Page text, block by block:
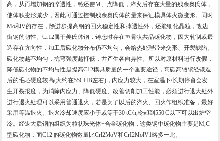
高，从而增加钢的淬透性，铬还使M、点降低，淬火后存在大量的残余奥氏体，
使体积变形减少，因此可通过控制残余奥氏体的量来保证模具体火微变形。同时
Mo和V的存在，除进步提高钢的回火稳定性和摔透性外，还能细化晶粒，改边
街钢的韧性。Cr12属于美氏体钢，铸态时存在鱼骨状共晶碳化物，因为轧制或最
造存在方向性，加工后碳化物分布仍不均勾，会给热处理带来交形、开裂缺陷。
碳化物越不均匀，抗弯强度越打低，井产生各向异性。所以对原材料进行改假，
降低碳化物的不均与性是提高C12模具质量的一个重要途径，高碳高铬钢经锻造
后的毛坯硬度较高(大约在550 HB左右)，内应力较大，在室温下/长期停留会发
生开裂报度，为消除内应力、降低硬度、改善切削加工性能，必须进行退大处外
进行退火处理可以采用普通退火，若是为了以后的淬火、回火作组织准备，最好
采用等温退火。退火冷却速度应小于或等于30 tC/h,冷却到550 C以下可以出炉空
冷。经退大后钢的组织为粒状珠光体+合金碳化物，这类钢中碳化物主要是M,C
型碳化物，面C12 的碳化物数量比Crl2MoV和CrI2MolV1略多一此。